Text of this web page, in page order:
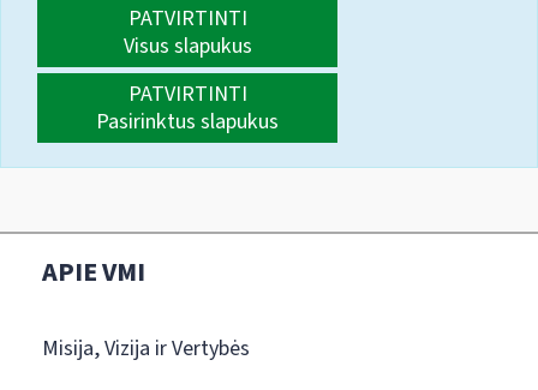
PATVIRTINTI
Visus slapukus
PATVIRTINTI
Pasirinktus slapukus
APIE VMI
Misija, Vizija ir Vertybės